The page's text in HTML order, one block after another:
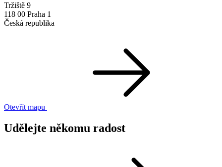
Tržiště 9
118 00 Praha 1
Česká republika
Otevřít mapu
Udělejte někomu radost